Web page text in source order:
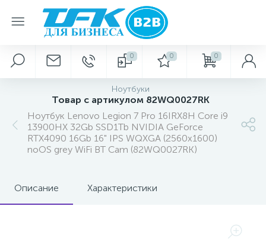
0 0 0
Ноутбуки
Товар с артикулом 82WQ0027RK
Ноутбук Lenovo Legion 7 Pro 16IRX8H Core i9
13900HX 32Gb SSD1Tb NVIDIA GeForce
RTX4090 16Gb 16" IPS WQXGA (2560x1600)
noOS grey WiFi BT Cam (82WQ0027RK)
Описание Характеристики